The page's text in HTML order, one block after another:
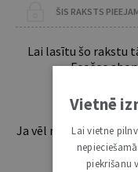
ŠIS RAKSTS
Lai lasītu šo rakstu
Esošos
Ja vēl neesi
Iegūsi
Vietnē
Lai vietne
piekrišanu